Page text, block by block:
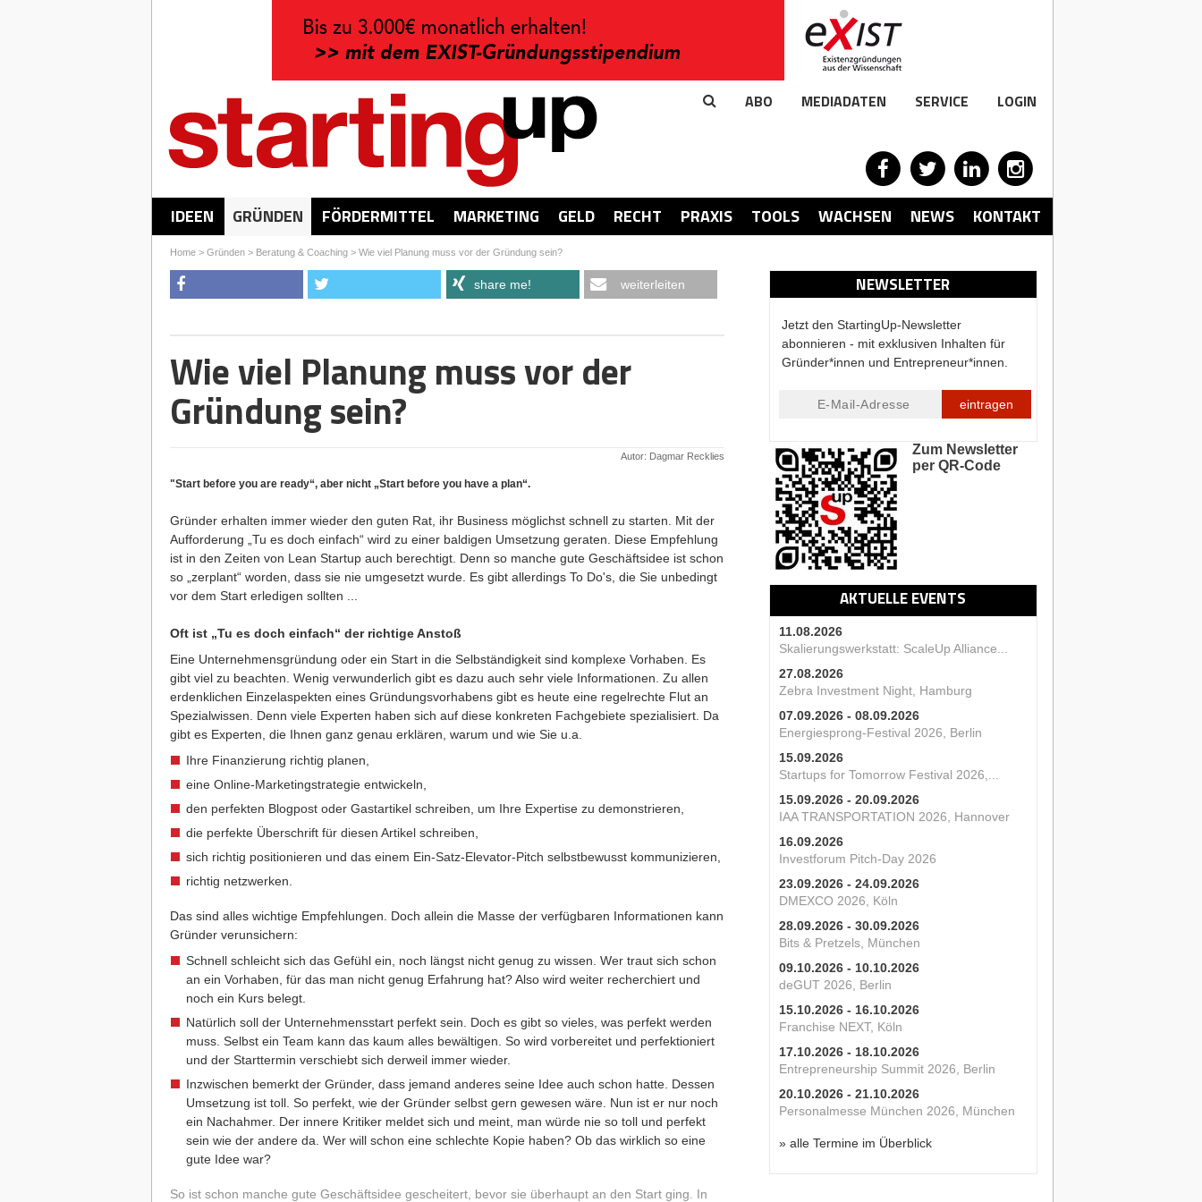
ABO MEDIADATEN SERVICE LOGIN
IDEEN GRÜNDEN FÖRDERMITTEL MARKETING GELD RECHT PRAXIS TOOLS WACHSEN NEWS KONTAKT
Home> Gründen> Beratung & Coaching> Wie viel Planung muss vor der Gründung sein?
NEWSLETTER
Jetzt den StartingUp-Newsletter
abonnieren - mit exklusiven Inhalten für
Gründer*innen und Entrepreneur*innen.
eintragen
Zum Newsletter
per QR-Code
AKTUELLE EVENTS
11.08.2026
Skalierungswerkstatt: ScaleUp Alliance...
27.08.2026
Zebra Investment Night, Hamburg
07.09.2026 - 08.09.2026
Energiesprong-Festival 2026, Berlin
15.09.2026
Startups for Tomorrow Festival 2026,...
15.09.2026 - 20.09.2026
IAA TRANSPORTATION 2026, Hannover
16.09.2026
Investforum Pitch-Day 2026
23.09.2026 - 24.09.2026
DMEXCO 2026, Köln
28.09.2026 - 30.09.2026
Bits & Pretzels, München
09.10.2026 - 10.10.2026
deGUT 2026, Berlin
15.10.2026 - 16.10.2026
Franchise NEXT, Köln
17.10.2026 - 18.10.2026
Entrepreneurship Summit 2026, Berlin
20.10.2026 - 21.10.2026
Personalmesse München 2026, München
» alle Termine im Überblick
share me! weiterleiten
Wie viel Planung muss vor der
Gründung sein?
Autor: Dagmar Recklies
"Start before you are ready“, aber nicht „Start before you have a plan“.
Gründer erhalten immer wieder den guten Rat, ihr Business möglichst schnell zu starten. Mit der
Aufforderung „Tu es doch einfach“ wird zu einer baldigen Umsetzung geraten. Diese Empfehlung
ist in den Zeiten von Lean Startupauch berechtigt. Denn so manche gute Geschäftsidee ist schon
so „zerplant“ worden, dass sie nie umgesetzt wurde. Es gibt allerdings To Do's, die Sie unbedingt
vor dem Start erledigen sollten ...
Oft ist „Tu es doch einfach“ der richtige Anstoß
Eine Unternehmensgründung oder ein Start in die Selbständigkeit sind komplexe Vorhaben. Es
gibt viel zu beachten. Wenig verwunderlich gibt es dazu auch sehr viele Informationen. Zu allen
erdenklichen Einzelaspekten eines Gründungsvorhabens gibt es heute eine regelrechte Flut an
Spezialwissen. Denn viele Experten haben sich auf diese konkreten Fachgebiete spezialisiert. Da
gibt es Experten, die Ihnen ganz genau erklären, warum und wie Sie u.a.
Ihre Finanzierung richtig planen,
eine Online-Marketingstrategie entwickeln,
den perfekten Blogpost oder Gastartikel schreiben, um Ihre Expertise zu demonstrieren,
die perfekte Überschrift für diesen Artikel schreiben,
sich richtig positionieren und das einem Ein-Satz-Elevator-Pitch selbstbewusst kommunizieren,
richtig netzwerken.
Das sind alles wichtige Empfehlungen. Doch allein die Masse der verfügbaren Informationen kann
Gründer verunsichern:
Schnell schleicht sich das Gefühl ein, noch längst nicht genug zu wissen. Wer traut sich schon
an ein Vorhaben, für das man nicht genug Erfahrung hat? Also wird weiter recherchiert und
noch ein Kurs belegt.
Natürlich soll der Unternehmensstart perfekt sein. Doch es gibt so vieles, was perfekt werden
muss. Selbst ein Team kann das kaum alles bewältigen. So wird vorbereitet und perfektioniert
und der Starttermin verschiebt sich derweil immer wieder.
Inzwischen bemerkt der Gründer, dass jemand anderes seine Idee auch schon hatte. Dessen
Umsetzung ist toll. So perfekt, wie der Gründer selbst gern gewesen wäre. Nun ist er nur noch
ein Nachahmer. Der innere Kritiker meldet sich und meint, man würde nie so toll und perfekt
sein wie der andere da. Wer will schon eine schlechte Kopie haben? Ob das wirklich so eine
gute Idee war?
So ist schon manche gute Geschäftsidee gescheitert, bevor sie überhaupt an den Start ging. In